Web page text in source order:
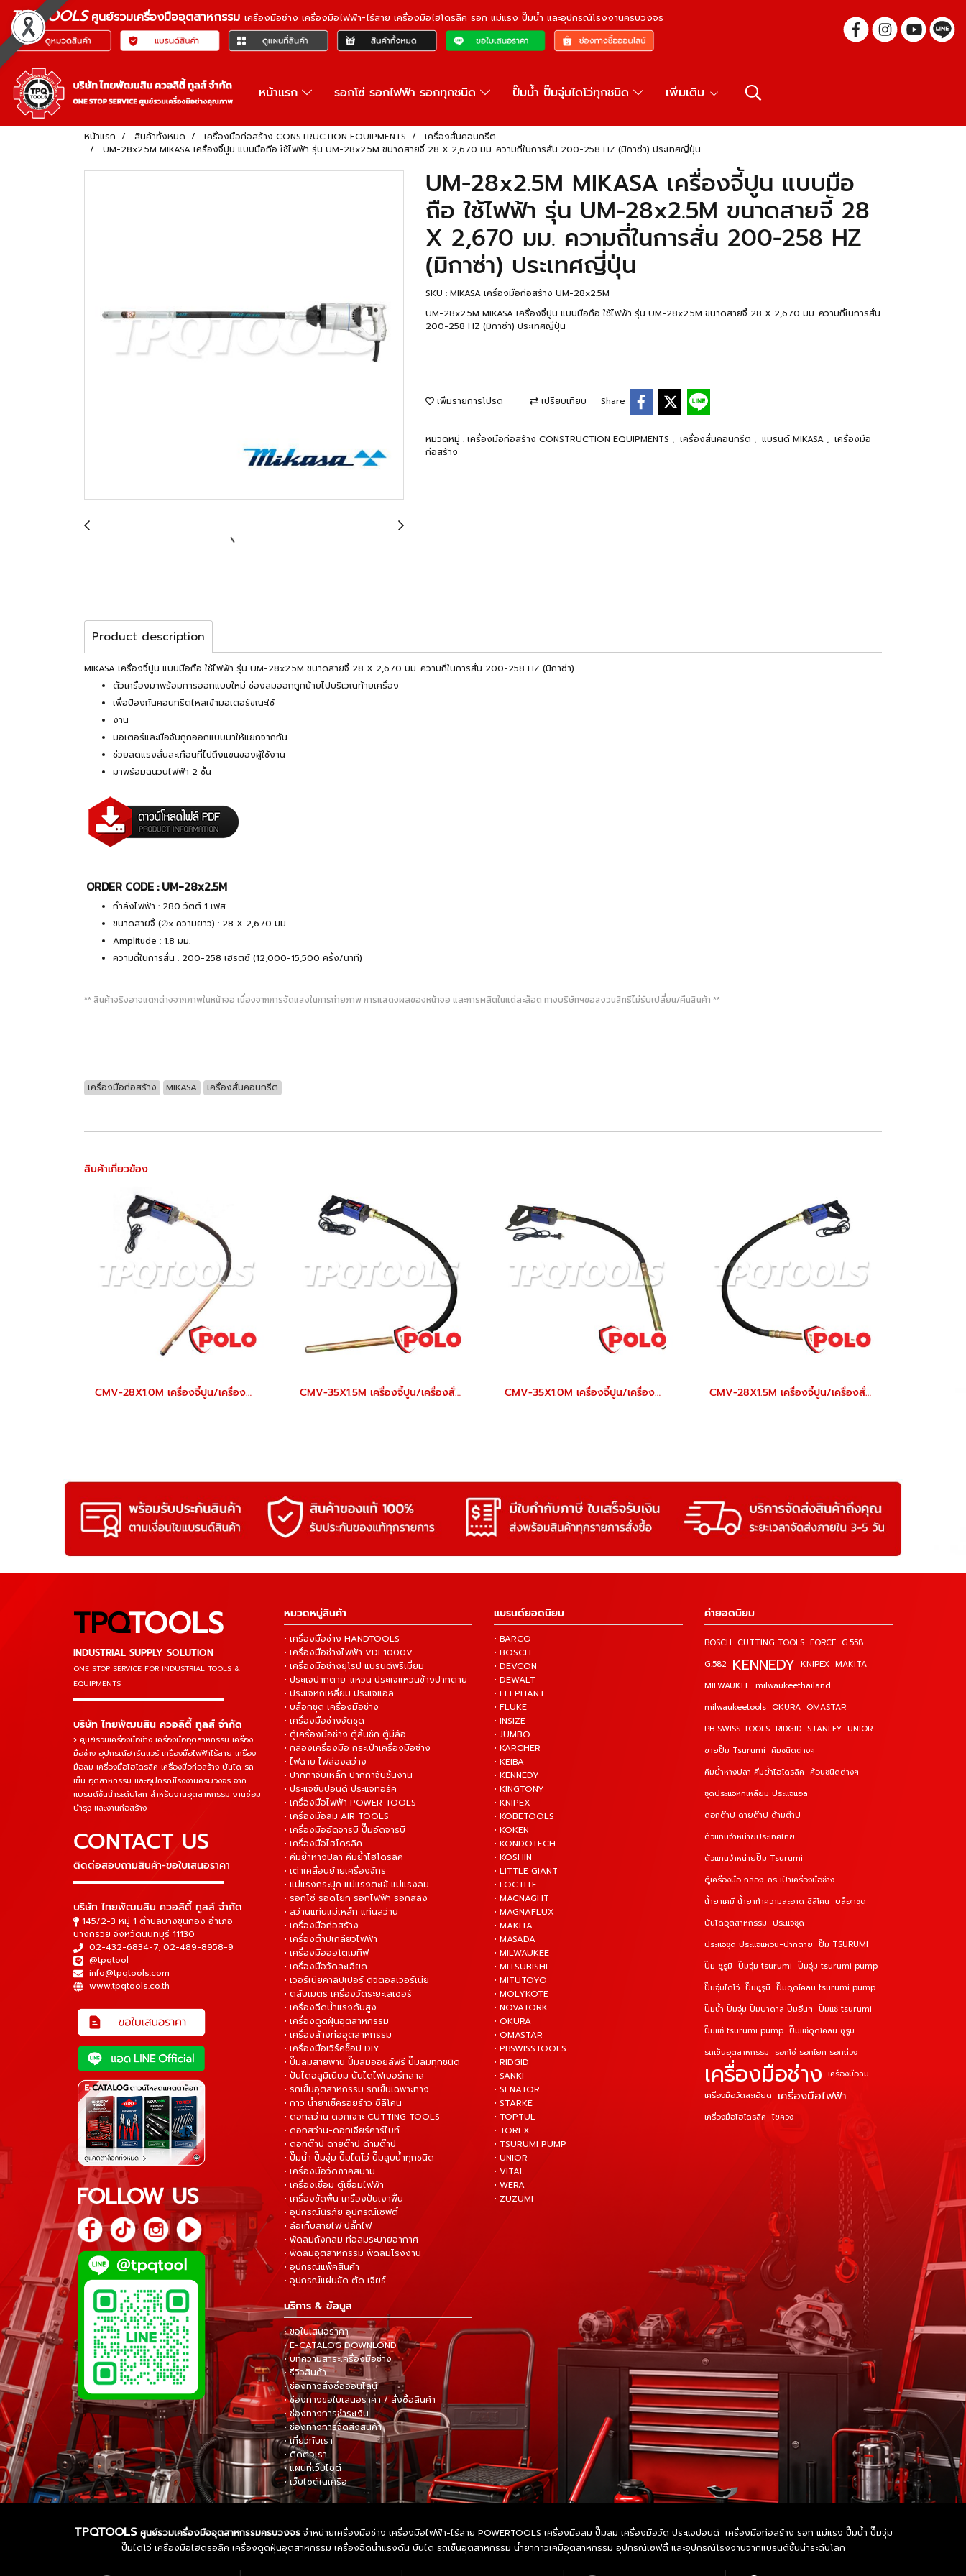
TPQTOOLSศูนย์รวมเครื่องมืออุตสาหกรรม เครื่องมือช่าง เครื่องมือไฟฟ้า-ไร้สาย เครื่องมือไฮโดรลิค รอก แม่แรง ปั๊มน้ำ และอุปกรณ์โรงงานครบวงจร
หน้าแรก รอกโซ่ รอกไฟฟ้า รอกทุกชนิด ปั๊มน้ำ ปั๊มจุ่มไดโว่ทุกชนิด เพิ่มเติม
หน้าแรก สินค้าทั้งหมด เครื่องมือก่อสร้าง CONSTRUCTION EQUIPMENTS
เครื่องสั่นคอนกรีต
UM-28x2.5M MIKASA เครื่องจี้ปูน แบบมือถือ ใช้ไฟฟ้า รุ่น UM-28x2.5M ขนาดสายจี้ 28 X 2,670 มม. ความถี่ในการสั่น 200-258 HZ (มิกาซ่า) ประเทศญี่ปุ่น
UM-28x2.5M MIKASA เครื่องจี้ปูน แบบมือ
ถือ ใช้ไฟฟ้า รุ่น UM-28x2.5M ขนาดสายจี้ 28
X 2,670 มม. ความถี่ในการสั่น 200-258 HZ
(มิกาซ่า) ประเทศญี่ปุ่น
SKU : MIKASA เครื่องมือก่อสร้าง UM-28x2.5M
UM-28x2.5M MIKASA เครื่องจี้ปูน แบบมือถือ ใช้ไฟฟ้า รุ่น UM-28x2.5M ขนาดสายจี้ 28 X 2,670 มม. ความถี่ในการสั่น
200-258 HZ (มิกาซ่า) ประเทศญี่ปุ่น
เพิ่มรายการโปรด เปรียบเทียบ Share
หมวดหมู่ : เครื่องมือก่อสร้าง CONSTRUCTION EQUIPMENTS , เครื่องสั่นคอนกรีต , แบรนด์ MIKASA , เครื่องมือ
ก่อสร้าง
Product description
MIKASA เครื่องจี้ปูน แบบมือถือ ใช้ไฟฟ้า รุ่น UM-28x2.5M ขนาดสายจี้ 28 X 2,670 มม. ความถี่ในการสั่น 200-258 HZ (มิกาซ่า)
ตัวเครื่องมาพร้อมการออกแบบใหม่ ช่องลมออกถูกย้ายไปบริเวณท้ายเครื่อง
เพื่อป้องกันคอนกรีตไหลเข้ามอเตอร์ขณะใช้
งาน
มอเตอร์และมือจับถูกออกแบบมาให้แยกจากกัน
ช่วยลดแรงสั่นสะเทือนที่ไปถึงแขนของผู้ใช้งาน
มาพร้อมฉนวนไฟฟ้า 2 ชั้น
ORDER CODE : UM-28x2.5M
กำลังไฟฟ้า : 280 วัตต์ 1 เฟส
ขนาดสายจี้ (∅x ความยาว) : 28 X 2,670 มม.
Amplitude : 1.8 มม.
ความถี่ในการสั่น : 200-258 เฮิรตซ์ (12,000-15,500 ครั้ง/นาที)
** สินค้าจริงอาจแตกต่างจากภาพในหน้าจอ เนื่องจากการจัดแสงในการถ่ายภาพ การแสดงผลของหน้าจอ และการผลิตในแต่ละล็อต ทางบริษัทฯขอสงวนสิทธิ์ไม่รับเปลี่ยน/คืนสินค้า **
เครื่องมือก่อสร้าง MIKASA เครื่องสั่นคอนกรีต
สินค้าเกี่ยวข้อง
CMV-28X1.0M เครื่องจี้ปูน/เครื่องสั่นคอนกรีต (แบบมือถือ) หัวจี้ 28 มม. สายยาว 1 ม. POLO CMV-35X1.5M เครื่องจี้ปูน/เครื่องสั่นคอนกรีต (แบบมือถือ) หัวจี้ 35 มม. สายยาว 1.5 ม. POLO CMV-35X1.0M เครื่องจี้ปูน/เครื่องสั่นคอนกรีต (แบบมือถือ) หัวจี้ 35 มม. สายยาว 1 ม. POLO CMV-28X1.5M เครื่องจี้ปูน/เครื่องสั่นคอนกรีต (แบบมือถือ) หัวจี้ 28 มม. สายยาว 1.5 ม. POLO
TPQTOOLS
INDUSTRIAL SUPPLY SOLUTION
ONE STOP SERVICE FOR INDUSTRIAL TOOLS &
EQUIPMENTS
▬▬▬▬▬▬▬▬▬▬▬▬▬▬▬
บริษัท ไทยพัฒนสิน ควอลิตี้ ทูลส์ จำกัด
ศูนย์รวมเครื่องมือช่าง เครื่องมืออุตสาหกรรม เครื่อง
มือช่าง อุปกรณ์ฮาร์ดแวร์ เครื่องมือไฟฟ้าไร้สาย เครื่อง
มือลม เครื่องมือไฮโดรลิค เครื่องมือก่อสร้าง บันได รถ
เข็น อุตสาหกรรม และอุปกรณ์โรงงานครบวงจร จาก
แบรนด์ชั้นนำระดับโลก สำหรับงานอุตสาหกรรม งานซ่อม
บำรุง และงานก่อสร้าง
CONTACT US
ติดต่อสอบถามสินค้า-ขอใบเสนอราคา
▬▬▬▬▬▬▬▬▬▬▬▬▬▬▬
บริษัท ไทยพัฒนสิน ควอลิตี้ ทูลส์ จำกัด
145/2-3 หมู่ 1 ตำบลบางขุนกอง อำเภอ
บางกรวย จังหวัดนนทบุรี 11130
02-432-6834-7, 02-489-8958-9
@tpqtool
info@tpqtools.com
www.tpqtools.co.th
FOLLOW US
หมวดหมู่สินค้า
• เครื่องมือช่าง HANDTOOLS
• เครื่องมือช่างไฟฟ้า VDE1000V
• เครื่องมือช่างยุโรป แบรนด์พรีเมี่ยม
• ประแจปากตาย-แหวน ประแจแหวนข้างปากตาย
• ประแจหกเหลี่ยม ประแจแอล
• บล็อกชุด เครื่องมือช่าง
• เครื่องมือช่างจัดชุด
• ตู้เครื่องมือช่าง ตู้ลิ้นชัก ตู้มีล้อ
• กล่องเครื่องมือ กระเป๋าเครื่องมือช่าง
• ไฟฉาย ไฟส่องสว่าง
• ปากกาจับเหล็ก ปากกาจับชิ้นงาน
• ประแจขันปอนด์ ประแจทอร์ค
• เครื่องมือไฟฟ้า POWER TOOLS
• เครื่องมือลม AIR TOOLS
• เครื่องมืออัดจารบี ปั๊มอัดจารบี
• เครื่องมือไฮโดรลิค
• คีมย้ำหางปลา คีมย้ำไฮโดรลิค
• เต่าเคลื่อนย้ายเครื่องจักร
• แม่แรงกระปุก แม่แรงตะเข้ แม่แรงลม
• รอกโซ่ รอดโยก รอกไฟฟ้า รอกสลิง
• สว่านแท่นแม่เหล็ก แท่นสว่าน
• เครื่องมือก่อสร้าง
• เครื่องต๊าปเกลียวไฟฟ้า
• เครื่องมือออโตเมทีฟ
• เครื่องมือวัดละเอียด
• เวอร์เนียคาลิปเปอร์ ดิจิตอลเวอร์เนีย
• ตลับเมตร เครื่องวัดระยะเลเซอร์
• เครื่องฉีดน้ำแรงดันสูง
• เครื่องดูดฝุ่นอุตสาหกรรม
• เครื่องล้างท่ออุตสาหกรรม
• เครื่องมือเวิร์คช็อป DIY
• ปั๊มลมสายพาน ปั๊มลมออยล์ฟรี ปั๊มลมทุกชนิด
• ปันไดอลูมิเนียม บันไดไฟเบอร์กลาส
• รถเข็นอุตสาหกรรม รถเข็นเฉพาะทาง
• กาว น้ำยาเช็ครอยร้าว ซิลิโคน
• ดอกสว่าน ดอกเจาะ CUTTING TOOLS
• ดอกสว่าน-ดอกเจียร์คาร์ไบท์
• ดอกต๊าป ดายต๊าป ด้ามต๊าป
• ปั๊มน้ำ ปั๊มจุ่ม ปั๊มไดโว่ ปั๊มสูบน้ำทุกชนิด
• เครื่องมือวัดภาคสนาม
• เครื่องเชื่อม ตู้เชื่อมไฟฟ้า
• เครื่องขัดพื้น เครื่องปั่นเงาพื้น
• อุปกรณ์นิรภัย อุปกรณ์เซฟตี้
• ล้อเก็บสายไฟ ปลั๊กไฟ
• พัดลมถังกลม ท่อลมระบายอากาศ
• พัดลมอุตสาหกรรม พัดลมโรงงาน
• อุปกรณ์แพ็คสินค้า
• อุปกรณ์แผ่นขัด ตัด เจียร์
แบรนด์ยอดนิยม
• BARCO
• BOSCH
• DEVCON
• DEWALT
• ELEPHANT
• FLUKE
• INSIZE
• JUMBO
• KARCHER
• KEIBA
• KENNEDY
• KINGTONY
• KNIPEX
• KOBETOOLS
• KOKEN
• KONDOTECH
• KOSHIN
• LITTLE GIANT
• LOCTITE
• MACNAGHT
• MAGNAFLUX
• MAKITA
• MASADA
• MILWAUKEE
• MITSUBISHI
• MITUTOYO
• MOLYKOTE
• NOVATORK
• OKURA
• OMASTAR
• PBSWISSTOOLS
• RIDGID
• SANKI
• SENATOR
• STARKE
• TOPTUL
• TOREX
• TSURUMI PUMP
• UNIOR
• VITAL
• WERA
• ZUZUMI
บริการ & ข้อมูล
• ขอใบเสนอราคา
• E-CATALOG DOWNLOND
• บทความสาระเครื่องมือช่าง
• รีวิวสินค้า
• ช่องทางสั่งซื้อออนไลน์
• ช่องทางขอใบเสนอราคา / สั่งซื้อสินค้า
• ช่องทางการชำระเงิน
• ช่องทางการจัดส่งสินค้า
• เกี่ยวกับเรา
• ติดต่อเรา
• แผนที่เว็บไซต์
• เว็บไซต์ในเครือ
คำยอดนิยม
BOSCH CUTTING TOOLS FORCE G.558
G.582 KENNEDY KNIPEX MAKITA
MILWAUKEE milwaukeethailand
milwaukeetools OKURA OMASTAR
PB SWISS TOOLS RIDGID STANLEY UNIOR
ขายปั๊ม Tsurumi คีมชนิดต่างๆ
คีมย้ำหางปลา คีมย้ำไฮโดรลิค ค้อนชนิดต่างๆ
ชุดประแจหกเหลี่ยม ประแจแอล
ดอกต๊าป ดายต๊าป ด้ามต๊าป
ตัวแทนจำหน่ายประเทศไทย
ตัวแทนจำหน่ายปั๊ม Tsurumi
ตู้เครื่องมือ กล่อง-กระเป๋าเครื่องมือช่าง
น้ำยาเคมี น้ำยาทำความสะอาด ซิลิโคน บล็อกชุด
บันไดอุตสาหกรรม ประแจชุด
ประแจชุด ประแจแหวน-ปากตาย ปั๊ม TSURUMI
ปั๊ม ซูรูมิ ปั๊มจุ่ม tsurumi ปั๊มจุ่ม tsurumi pump
ปั๊มจุ่มไดโว่ ปั๊มซูรูมิ ปั๊มดูดโคลน tsurumi pump
ปั๊มน้ำ ปั๊มจุ่ม ปั๊มบาดาล ปั๊มอื่นๆ ปั๊มแช่ tsurumi
ปั๊มแช่ tsurumi pump ปั๊มแช่ดูดโคลน ซูรูมิ
รถเข็นอุตสาหกรรม รอกโซ่ รอกโยก รอกถ่วง
เครื่องมือช่าง เครื่องมือลม
เครื่องมือวัดละเอียด เครื่องมือไฟฟ้า
เครื่องมือไฮโดรลิค ไขควง
TPQTOOLS ศูนย์รวมเครื่องมืออุตสาหกรรมครบวงจรจำหน่ายเครื่องมือช่าง เครื่องมือไฟฟ้า-ไร้สาย POWERTOOLS เครื่องมือลม ปั๊มลม เครื่องมือวัด ประแจปอนด์ เครื่องมือก่อสร้าง รอก แม่แรง ปั๊มน้ำ ปั๊มจุ่ม
ปั๊มไดโว่ เครื่องมือไฮดรอลิค เครื่องดูดฝุ่นอุตสาหกรรม เครื่องฉีดน้ำแรงดัน บันได รถเข็นอุตสาหกรรม น้ำยากาวเคมีอุตสาหกรรม อุปกรณ์เซฟตี้ และอุปกรณ์โรงงานจากแบรนด์ชั้นนำระดับโลก